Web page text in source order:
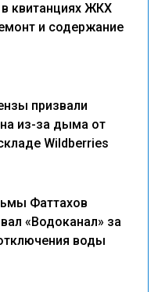
в квитанциях ЖКХ
и содержание
призвали
из-за дыма от
Wildberries
Фаттахов
«Водоканал» за
воды